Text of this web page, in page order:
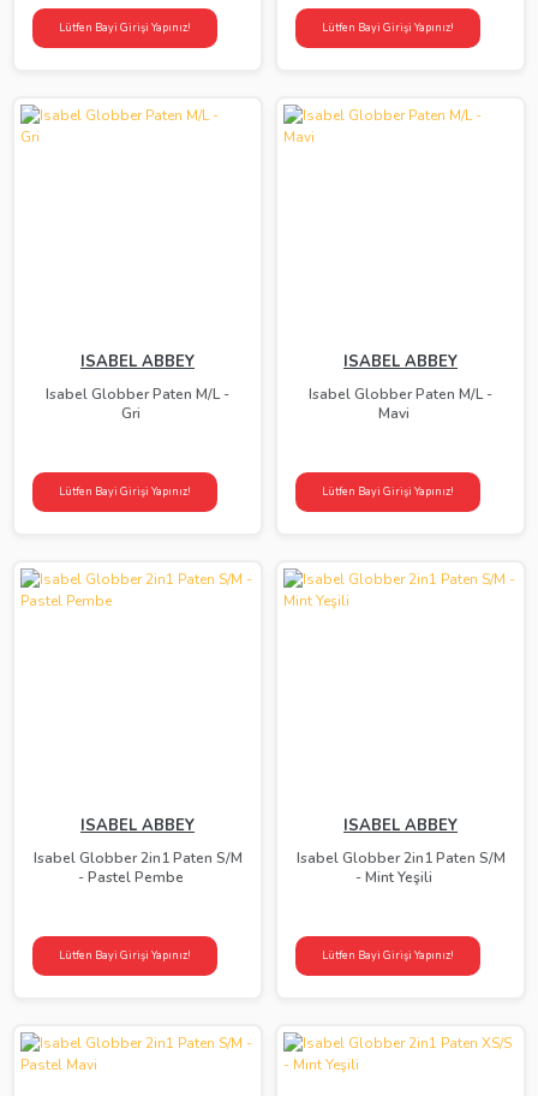
Lütfen Bayi Girişi Yapınız! Lütfen Bayi Girişi Yapınız!
ISABEL ABBEY
Isabel Globber Paten M/L -
Gri
Lütfen Bayi Girişi Yapınız!
ISABEL ABBEY
Isabel Globber Paten M/L -
Mavi
Lütfen Bayi Girişi Yapınız!
ISABEL ABBEY
Isabel Globber 2in1 Paten S/M
- Pastel Pembe
Lütfen Bayi Girişi Yapınız!
ISABEL ABBEY
Isabel Globber 2in1 Paten S/M
- Mint Yeşili
Lütfen Bayi Girişi Yapınız!